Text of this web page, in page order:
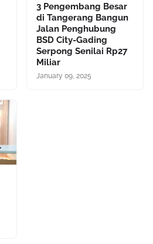
3 Pengembang Besar
di Tangerang Bangun
Jalan Penghubung
BSD City-Gading
Serpong Senilai Rp27
Miliar
January 09, 2025